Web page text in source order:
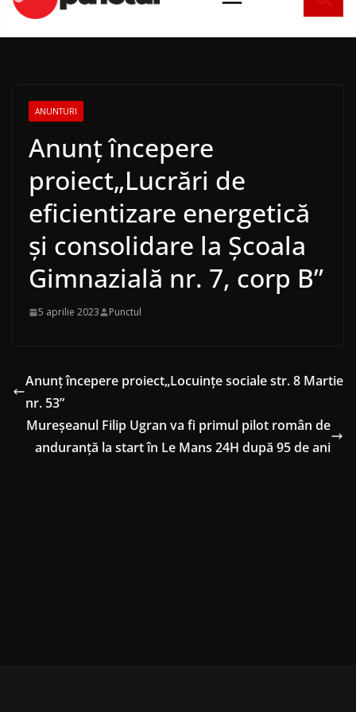
conținut
ANUNTURI
Anunț începere
proiect„Lucrări de
eficientizare energetică
și consolidare la Școala
Gimnazială nr. 7, corp B”
5 aprilie 2023 Punctul
Anunț începere proiect„Locuințe sociale str. 8 Martie
nr. 53”
Mureșeanul Filip Ugran va fi primul pilot român de
anduranță la start în Le Mans 24H după 95 de ani